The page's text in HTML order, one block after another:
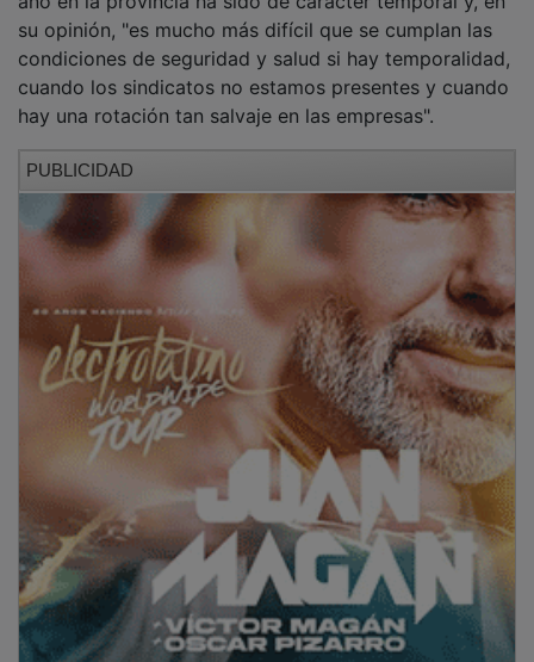
su opinión, "es mucho más difícil que se cumplan las
condiciones de seguridad y salud si hay temporalidad,
cuando los sindicatos no estamos presentes y cuando
hay una rotación tan salvaje en las empresas".